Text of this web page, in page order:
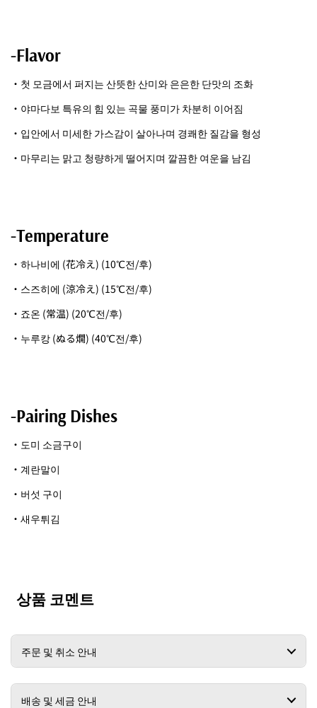
-Flavor
・첫 모금에서 퍼지는 산뜻한 산미와 은은한 단맛의 조화
・야마다보 특유의 힘 있는 곡물 풍미가 차분히 이어짐
・입안에서 미세한 가스감이 살아나며 경쾌한 질감을 형성
・마무리는 맑고 청량하게 떨어지며 깔끔한 여운을 남김
-Temperature
・하나비에 (花冷え) (10℃전/후)
・스즈히에 (涼冷え) (15℃전/후)
・죠온 (常温) (20℃전/후)
・누루캉 (ぬる燗) (40℃전/후)
-Pairing Dishes
・도미 소금구이
・계란말이
・버섯 구이
・새우튀김
상품 코멘트
주문 및 취소 안내
배송 및 세금 안내